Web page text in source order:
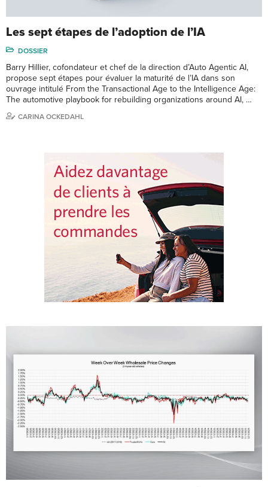
Les sept étapes de l’adoption de l’IA
DOSSIER
Barry Hillier, cofondateur et chef de la direction d’Auto Agentic AI,
propose sept étapes pour évaluer la maturité de l’IA dans son
ouvrage intitulé From the Transactional Age to the Intelligence Age:
The automotive playbook for rebuilding organizations around AI, …
CARINA OCKEDAHL